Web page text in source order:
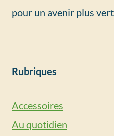
pour un avenir plus vert.
Rubriques
Accessoires
Au quotidien